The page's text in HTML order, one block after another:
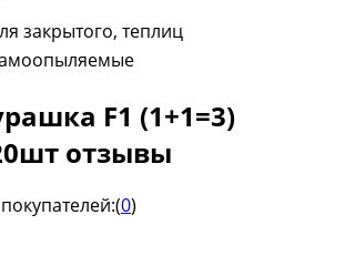
закрытого, теплиц
F1 (1+1=3)
отзывы
(0)